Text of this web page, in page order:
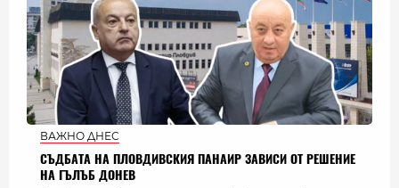
ВАЖНО ДНЕС
СЪДБАТА НА ПЛОВДИВСКИЯ ПАНАИР ЗАВИСИ ОТ РЕШЕНИЕ
НА ГЪЛЪБ ДОНЕВ